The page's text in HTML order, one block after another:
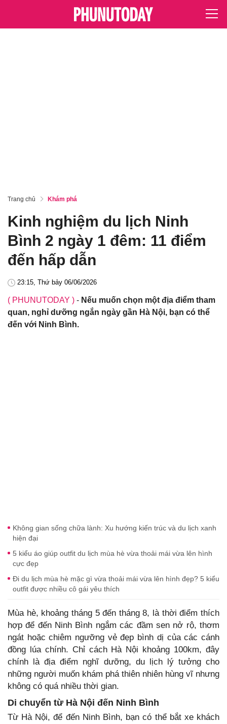
Trang chủ Khám phá
Kinh nghiệm du lịch Ninh
Bình 2 ngày 1 đêm: 11 điểm
đến hấp dẫn
23:15, Thứ bảy 06/06/2026
( PHUNUTODAY ) - Nếu muốn chọn một địa điểm tham
quan, nghỉ dưỡng ngắn ngày gần Hà Nội, bạn có thể
đến với Ninh Bình.
Không gian sống chữa lành: Xu hướng kiến trúc và du lịch xanh
hiện đại
5 kiểu áo giúp outfit du lịch mùa hè vừa thoải mái vừa lên hình
cực đẹp
Đi du lịch mùa hè mặc gì vừa thoải mái vừa lên hình đẹp? 5 kiểu
outfit được nhiều cô gái yêu thích
Mùa hè, khoảng tháng 5 đến tháng 8, là thời điểm thích
hợp để đến Ninh Bình ngắm các đầm sen nở rộ, thơm
ngát hoặc chiêm ngưỡng vẻ đẹp bình dị của các cánh
đồng lúa chính. Chỉ cách Hà Nội khoảng 100km, đây
chính là địa điểm nghĩ dưỡng, du lịch lý tưởng cho
những người muốn khám phá thiên nhiên hùng vĩ nhưng
không có quá nhiều thời gian.
Di chuyển từ Hà Nội đến Ninh Bình
Từ Hà Nội, để đến Ninh Bình, bạn có thể bắt xe khách